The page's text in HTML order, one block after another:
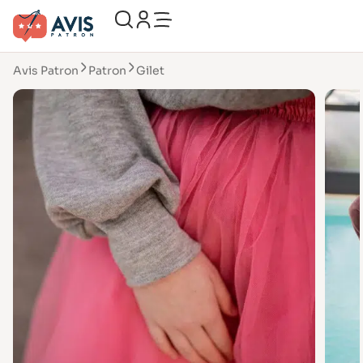
Avis Patron Patron Gilet